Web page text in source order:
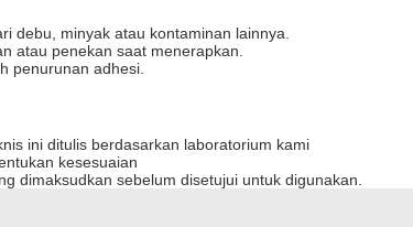
debu, minyak atau kontaminan lainnya.
atau penekan saat menerapkan.
penurunan adhesi.
ini ditulis berdasarkan laboratorium kami
kesesuaian
dimaksudkan sebelum disetujui untuk digunakan.